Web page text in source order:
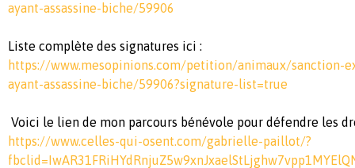
ayant-assassine-biche/59906
Liste complète des signatures ici :
https://www.mesopinions.com/petition/animaux/sanction-
ayant-assassine-biche/59906?signature-list=true
Voici le lien de mon parcours bénévole pour défendre les
https://www.celles-qui-osent.com/gabrielle-paillot/?